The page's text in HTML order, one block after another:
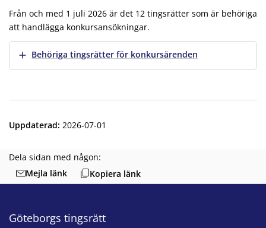
Från och med 1 juli 2026 är det 12 tingsrätter som är behöriga
att handlägga konkursansökningar.
Visa merBehöriga tingsrätter för konkursärenden
Uppdaterad: 2026-07-01
Dela sidan med någon:
Mejla länk
Kopiera länk
Göteborgs tingsrätt